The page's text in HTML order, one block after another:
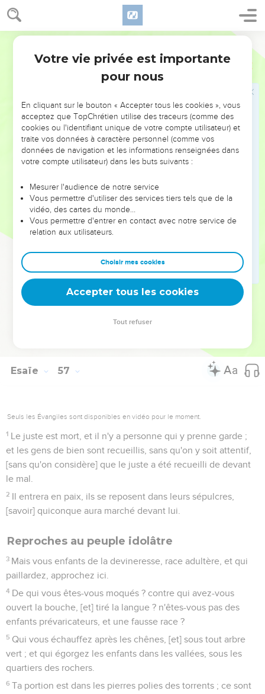
Esaïe 56
alliance ;
Je les amènerai aussi à la montagne de ma sainteté, et je
les réjouirai dans la maison dans laquelle on m'invoque, leurs
holocaustes et leurs sacrifices seront agréables sur mon
autel ; car ma maison sera appelée, la maison de prière pour
Encore en assemblerai-je vers lui outre ceux qui y sont
assemblés, dit le Seigneur l'Eternel, qui rassemble les exilés
d'Israël.
Des responsables indignes
manger.
Toutes ses sentinelles sont aveugles ; elles ne savent
rien ; ce sont tous des chiens muets qui ne peuvent aboyer,
dormant et demeurant couchés, et aimant à sommeiller.
Ce sont des chiens goulus, qui ne savent ce que c'est que
d'être rassasiés ; et ce sont des pasteurs qui ne savent rien
comprendre ; ils se sont tous tournés à leur train, chacun à
son gain déshonnête dans son quartier, [en disant] :
Venez, je prendrai du vin et nous nous enivrerons de
Esaïe 57
Seuls les Évangiles sont disponibles en vidéo pour le moment.
1 Le juste est mort, et il n'y a personne qui y prenne garde ;
et les gens de bien sont recueillis, sans qu'on y soit attentif,
[sans qu'on considère] que le juste a été recueilli de devant
le mal.
2 Il entrera en paix, ils se reposent dans leurs sépulcres,
[savoir] quiconque aura marché devant lui.
Reproches au peuple idolâtre
3 Mais vous enfants de la devineresse, race adultère, et qui
paillardez, approchez ici.
4 De qui vous êtes-vous moqués ? contre qui avez-vous
ouvert la bouche, [et] tiré la langue ? n'êtes-vous pas des
enfants prévaricateurs, et une fausse race ?
5 Qui vous échauffez après les chênes, [et] sous tout arbre
vert ; et qui égorgez les enfants dans les vallées, sous les
quartiers des rochers.
6 Ta portion est dans les pierres polies des torrents ; ce sont
Votre vie privée est importante
pour nous
En cliquant sur le bouton « Accepter tous les cookies », vous
acceptez que TopChrétien utilise des traceurs (comme des
cookies ou l'identifiant unique de votre compte utilisateur) et
traite vos données à caractère personnel (comme vos
données de navigation et les informations renseignées dans
votre compte utilisateur) dans les buts suivants :
Mesurer l'audience de notre service
Vous permettre d'utiliser des services tiers tels que de la
vidéo, des cartes du monde…
Vous permettre d'entrer en contact avec notre service de
relation aux utilisateurs.
Choisir mes cookies
Accepter tous les cookies
Tout refuser